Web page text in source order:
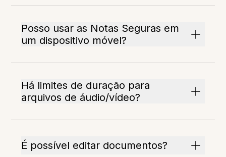
Posso usar as Notas Seguras em
um dispositivo móvel?
Há limites de duração para
arquivos de áudio/vídeo?
É possível editar documentos?